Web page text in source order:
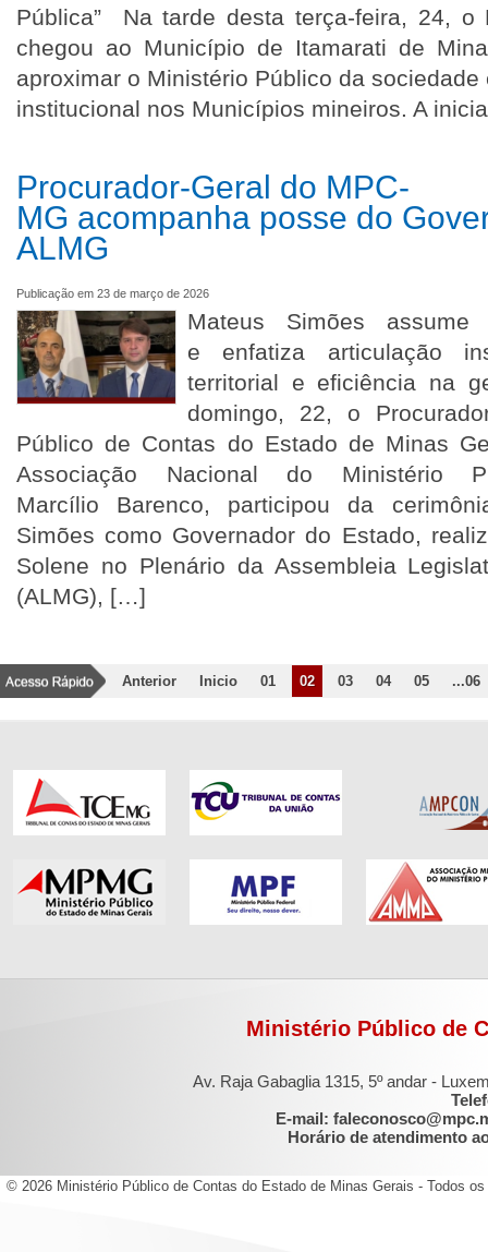
Pública” Na tarde desta terça-feira, 24, o
chegou ao Município de Itamarati de
aproximar o Ministério Público da
institucional nos Municípios mineiros. A
Procurador-Geral do MPC-
MG acompanha posse do
ALMG
Publicação em 23 de março de 2026
Mateus Simões
e enfatiza articulação
territorial e eficiência na
domingo, 22, o
Público de Contas do Estado de Minas
Associação Nacional do Ministério
Marcílio Barenco, participou da
Simões como Governador do Estado,
Solene no Plenário da Assembleia
(ALMG), […]
Anterior Inicio 01 02 03 04 05 ...06
Ministério Público de
Av. Raja Gabaglia 1315, 5º andar -
E-mail:
Horário de atendimento
© 2026 Ministério Público de Contas do Estado de Minas Gerais - Todos